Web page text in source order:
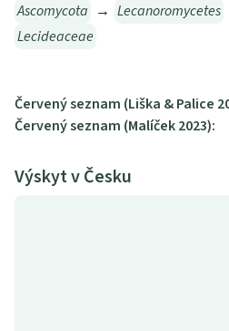
Ascomycota → Lecanoromycetes
Lecideaceae
Červený seznam (Liška & Palice
Červený seznam (Malíček 2023):
Výskyt v Česku